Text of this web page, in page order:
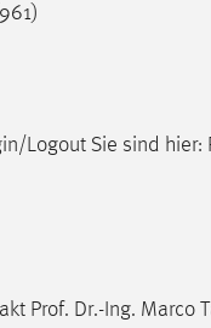
Logout Sie sind hier:
Prof. Dr.-Ing. Marco